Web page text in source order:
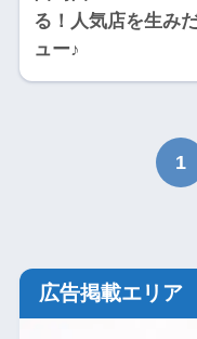
る！人気店を生み
ュー♪
1
広告掲載エリア